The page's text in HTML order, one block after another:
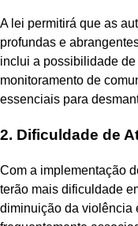
A lei permitirá que as
profundas e
inclui a possibilidade
monitoramento de
essenciais para
2. Dificuldade de
Com a implementação
terão mais dificuldade
diminuição da violência